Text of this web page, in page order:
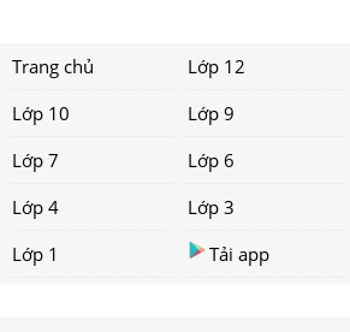
Trang chủ Lớp 12
Lớp 10
Lớp 9
Lớp 7
Lớp 6
Lớp 4
Lớp 3
Lớp 1
Tải app